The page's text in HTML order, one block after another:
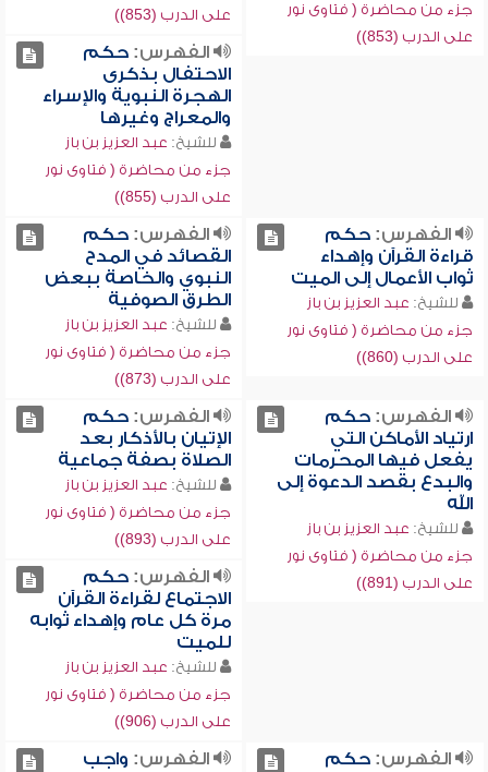
جزء من محاضرة ( فتاوى نور
على الدرب (853))
على الدرب (853))
الفهرس:حكم
الاحتفال بذكرى
الهجرة النبوية والإسراء
والمعراج وغيرها
للشيخ: عبد العزيز بن باز
جزء من محاضرة ( فتاوى نور
على الدرب (855))
الفهرس:حكم
قراءة القرآن وإهداء
ثواب الأعمال إلى الميت
للشيخ: عبد العزيز بن باز
جزء من محاضرة ( فتاوى نور
على الدرب (860))
الفهرس:حكم
القصائد في المدح
النبوي والخاصة ببعض
الطرق الصوفية
للشيخ: عبد العزيز بن باز
جزء من محاضرة ( فتاوى نور
على الدرب (873))
الفهرس:حكم
ارتياد الأماكن التي
يفعل فيها المحرمات
والبدع بقصد الدعوة إلى
الله
للشيخ: عبد العزيز بن باز
جزء من محاضرة ( فتاوى نور
على الدرب (891))
الفهرس:حكم
الإتيان بالأذكار بعد
الصلاة بصفة جماعية
للشيخ: عبد العزيز بن باز
جزء من محاضرة ( فتاوى نور
على الدرب (893))
الفهرس:حكم
الاجتماع لقراءة القرآن
مرة كل عام وإهداء ثوابه
للميت
للشيخ: عبد العزيز بن باز
جزء من محاضرة ( فتاوى نور
على الدرب (906))
الفهرس:حكم
الفهرس: واجب